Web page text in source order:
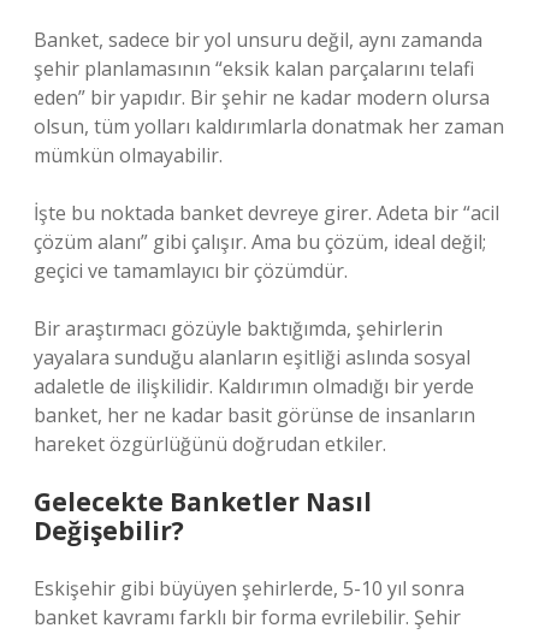
Banket, sadece bir yol unsuru değil, aynı zamanda
şehir planlamasının “eksik kalan parçalarını telafi
eden” bir yapıdır. Bir şehir ne kadar modern olursa
olsun, tüm yolları kaldırımlarla donatmak her zaman
mümkün olmayabilir.
İşte bu noktada banket devreye girer. Adeta bir “acil
çözüm alanı” gibi çalışır. Ama bu çözüm, ideal değil;
geçici ve tamamlayıcı bir çözümdür.
Bir araştırmacı gözüyle baktığımda, şehirlerin
yayalara sunduğu alanların eşitliği aslında sosyal
adaletle de ilişkilidir. Kaldırımın olmadığı bir yerde
banket, her ne kadar basit görünse de insanların
hareket özgürlüğünü doğrudan etkiler.
Gelecekte Banketler Nasıl
Değişebilir?
Eskişehir gibi büyüyen şehirlerde, 5-10 yıl sonra
banket kavramı farklı bir forma evrilebilir. Şehir